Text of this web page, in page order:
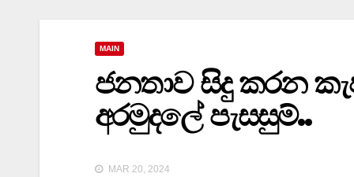
MAIN
ජනතාව සිදු කරන
අරමුදලේ පැසසුම්..
MAR 20, 2024